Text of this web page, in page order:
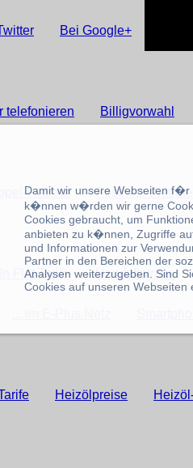
Bei Google+
telefonieren Billigvorwahl
Flatrate Festnetz-Flatrate
In Flat Tarife Handyflatrate
Heizölpreise
Damit wir unsere Webseiten
k�nnen w�rden wir gerne
Cookies gebraucht, um
anbieten zu k�nnen, Zugriffe
und Informationen zur
Partner in den Bereichen der
Analysen weiterzugeben. Sind
Cookies auf unseren Webseiten